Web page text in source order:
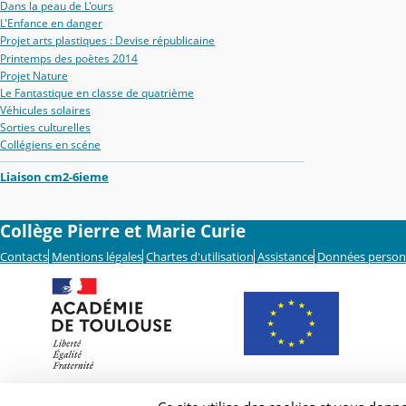
Dans la peau de L'ours
L'Enfance en danger
Projet arts plastiques : Devise républicaine
Printemps des poètes 2014
Projet Nature
Le Fantastique en classe de quatrième
Véhicules solaires
Sorties culturelles
Collégiens en scéne
Liaison cm2-6ieme
Collège Pierre et Marie Curie
Contacts Mentions légales Chartes d'utilisation Assistance Données